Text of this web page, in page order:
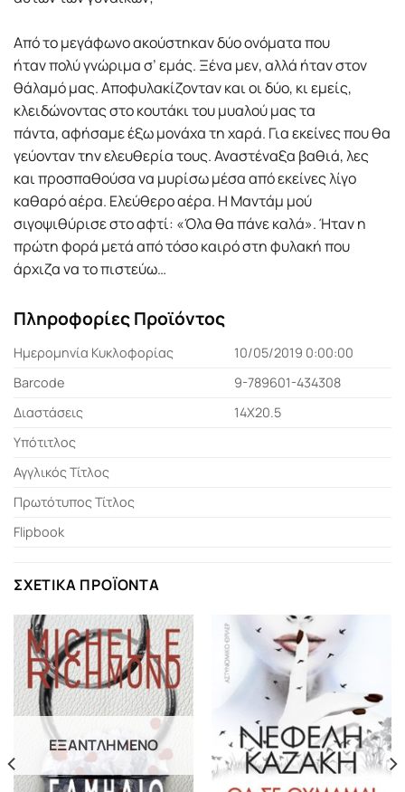
Από το μεγάφωνο ακούστηκαν δύο ονόματα που
ήταν πολύ γνώριμα σ’ εμάς. Ξένα μεν, αλλά ήταν στον
θάλαμό μας. Αποφυλακίζονταν και οι δύο, κι εμείς,
κλειδώνοντας στο κουτάκι του μυαλού μας τα
πάντα, αφήσαμε έξω μονάχα τη χαρά. Για εκείνες που θα
γεύονταν την ελευθερία τους. Αναστέναξα βαθιά, λες
και προσπαθούσα να μυρίσω μέσα από εκείνες λίγο
καθαρό αέρα. Ελεύθερο αέρα. Η Μαντάμ μού
σιγοψιθύρισε στο αφτί: «Όλα θα πάνε καλά». Ήταν η
πρώτη φορά μετά από τόσο καιρό στη φυλακή που
άρχιζα να το πιστεύω…
Πληροφορίες Προϊόντος
Ημερομηνία Κυκλοφορίας
10/05/2019 0:00:00
Barcode
9-789601-434308
Διαστάσεις
14Χ20.5
Υπότιτλος
Αγγλικός Τίτλος
Πρωτότυπος Τίτλος
Flipbook
ΣΧΕΤΙΚΆ ΠΡΟΪΌΝΤΑ
ΕΞΑΝΤΛΗΜΈΝΟ